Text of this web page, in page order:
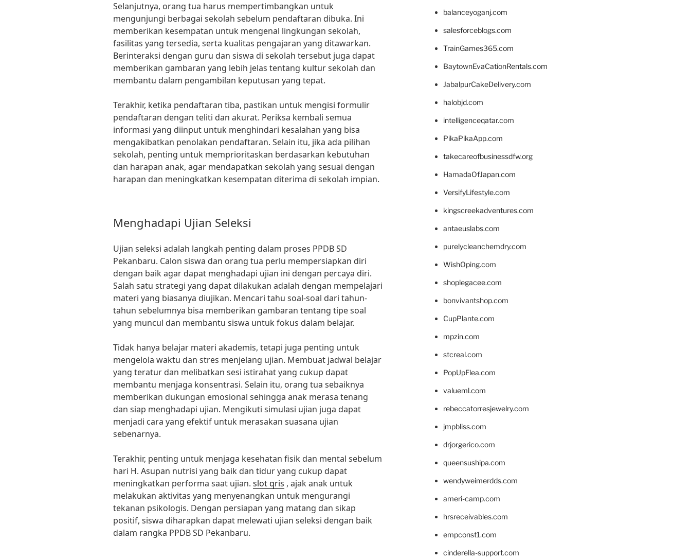
Selanjutnya, orang tua harus mempertimbangkan untuk
mengunjungi berbagai sekolah sebelum pendaftaran dibuka. Ini
memberikan kesempatan untuk mengenal lingkungan sekolah,
fasilitas yang tersedia, serta kualitas pengajaran yang ditawarkan.
Berinteraksi dengan guru dan siswa di sekolah tersebut juga dapat
memberikan gambaran yang lebih jelas tentang kultur sekolah dan
membantu dalam pengambilan keputusan yang tepat.
Terakhir, ketika pendaftaran tiba, pastikan untuk mengisi formulir
pendaftaran dengan teliti dan akurat. Periksa kembali semua
informasi yang diinput untuk menghindari kesalahan yang bisa
mengakibatkan penolakan pendaftaran. Selain itu, jika ada pilihan
sekolah, penting untuk memprioritaskan berdasarkan kebutuhan
dan harapan anak, agar mendapatkan sekolah yang sesuai dengan
harapan dan meningkatkan kesempatan diterima di sekolah impian.
Menghadapi Ujian Seleksi
Ujian seleksi adalah langkah penting dalam proses PPDB SD
Pekanbaru. Calon siswa dan orang tua perlu mempersiapkan diri
dengan baik agar dapat menghadapi ujian ini dengan percaya diri.
Salah satu strategi yang dapat dilakukan adalah dengan mempelajari
materi yang biasanya diujikan. Mencari tahu soal-soal dari tahun-
tahun sebelumnya bisa memberikan gambaran tentang tipe soal
yang muncul dan membantu siswa untuk fokus dalam belajar.
Tidak hanya belajar materi akademis, tetapi juga penting untuk
mengelola waktu dan stres menjelang ujian. Membuat jadwal belajar
yang teratur dan melibatkan sesi istirahat yang cukup dapat
membantu menjaga konsentrasi. Selain itu, orang tua sebaiknya
memberikan dukungan emosional sehingga anak merasa tenang
dan siap menghadapi ujian. Mengikuti simulasi ujian juga dapat
menjadi cara yang efektif untuk merasakan suasana ujian
sebenarnya.
Terakhir, penting untuk menjaga kesehatan fisik dan mental sebelum
hari H. Asupan nutrisi yang baik dan tidur yang cukup dapat
meningkatkan performa saat ujian. slot qris , ajak anak untuk
melakukan aktivitas yang menyenangkan untuk mengurangi
tekanan psikologis. Dengan persiapan yang matang dan sikap
positif, siswa diharapkan dapat melewati ujian seleksi dengan baik
dalam rangka PPDB SD Pekanbaru.
balanceyoganj.com
salesforceblogs.com
TrainGames365.com
BaytownEvaCationRentals.com
JabalpurCakeDelivery.com
halobjd.com
intelligenceqatar.com
PikaPikaApp.com
takecareofbusinessdfw.org
HamadaOfJapan.com
VersifyLifestyle.com
kingscreekadventures.com
antaeuslabs.com
purelycleanchemdry.com
WishOping.com
shoplegacee.com
bonvivantshop.com
CupPlante.com
mpzin.com
stcreal.com
PopUpFlea.com
valueml.com
rebeccatorresjewelry.com
jmpbliss.com
drjorgerico.com
queensushipa.com
wendyweimerdds.com
ameri-camp.com
hrsreceivables.com
empconst1.com
cinderella-support.com